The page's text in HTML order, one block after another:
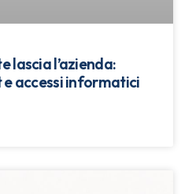
lascia l’azienda:
accessi informatici